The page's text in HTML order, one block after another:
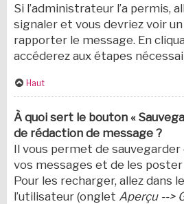
Si l’administrateur l’a permis,
signaler et vous devriez voir
rapporter le message. En
accéderez aux étapes
Haut
À quoi sert le bouton «
de rédaction de message ?
Il vous permet de sauvegarder
vos messages et de les
Pour les recharger, allez dans
l’utilisateur (onglet Aperçu -->